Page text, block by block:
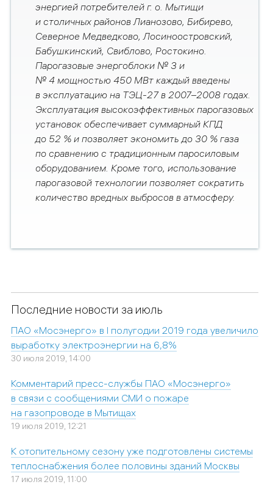
энергией потребителей г. о. Мытищи
и столичных районов Лианозово, Бибирево,
Северное Медведково, Лосиноостровский,
Бабушкинский, Свиблово, Ростокино.
Парогазовые энергоблоки № 3 и
№ 4 мощностью 450 МВт каждый введены
в эксплуатацию на ТЭЦ-27 в 2007–2008 годах.
Эксплуатация высокоэффективных парогазовых
установок обеспечивает суммарный КПД
до 52 % и позволяет экономить до 30 % газа
по сравнению с традиционным паросиловым
оборудованием. Кроме того, использование
парогазовой технологии позволяет сократить
количество вредных выбросов в атмосферу.
Последние новости за июль
ПАО «Мосэнерго» в I полугодии 2019 года увеличило
выработку электроэнергии на 6,8%
30 июля 2019, 14:00
Комментарий пресс-службы ПАО «Мосэнерго»
в связи c сообщениями СМИ о пожаре
на газопроводе в Мытищах
19 июля 2019, 12:21
К отопительному сезону уже подготовлены системы
теплоснабжения более половины зданий Москвы
17 июля 2019, 11:00